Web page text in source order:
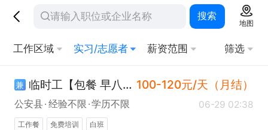
搜索
地图
工作区域 实习/志愿者 薪资范围 筛选
兼 临时工【包餐 早八晚五 大龄可做】 100-120元/天（月结）
公安县 经验不限 学历不限 06-29 02:38
工作餐 免费培训 白班